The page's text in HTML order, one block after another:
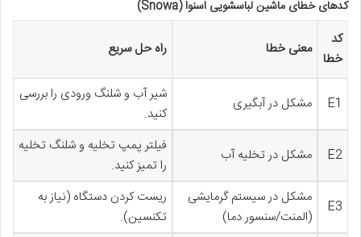
کدهای خطای ماشین لباسشویی اسنوا (Snowa)
کد
خطا
معنی خطا راه حل سریع
E1 مشکل در آبگیری
شیر آب و شلنگ ورودی را بررسی
کنید.
E2 مشکل در تخلیه آب
فیلتر پمپ تخلیه و شلنگ تخلیه
را تمیز کنید.
E3
مشکل در سیستم گرمایشی
(المنت/سنسور دما)
ریست کردن دستگاه (نیاز به
تکنسین).